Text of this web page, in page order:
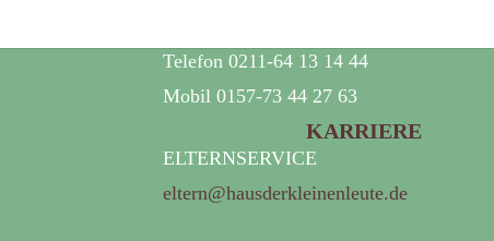
KARRIERE
Telefon 0211-64 13 14 44
Mobil 0157-73 44 27 63
ELTERNSERVICE
eltern@hausderkleinenleute.de